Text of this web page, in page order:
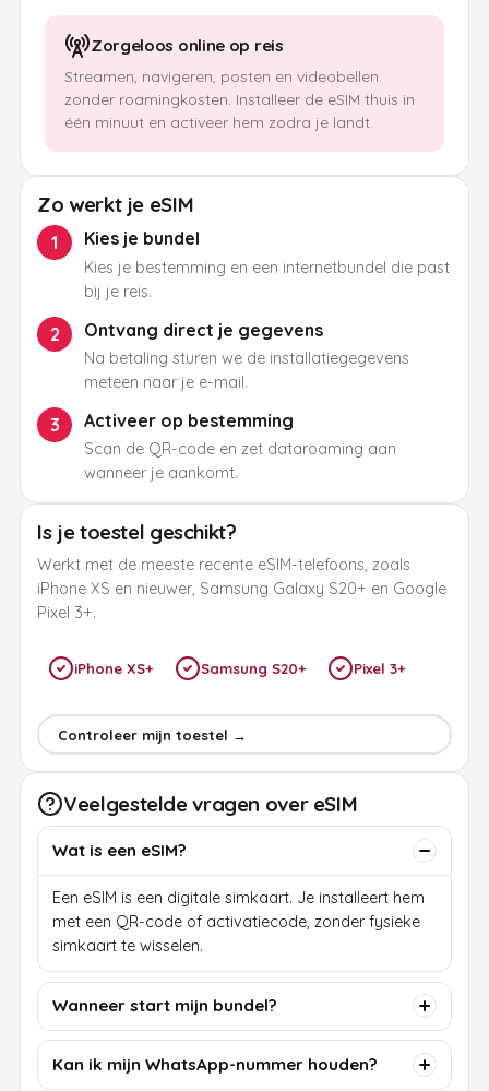
Zorgeloos online op reis
Streamen, navigeren, posten en videobellen
zonder roamingkosten. Installeer de eSIM thuis in
één minuut en activeer hem zodra je landt.
Zo werkt je eSIM
1 Kies je bundel
Kies je bestemming en een internetbundel die past
bij je reis.
2 Ontvang direct je gegevens
Na betaling sturen we de installatiegegevens
meteen naar je e-mail.
3 Activeer op bestemming
Scan de QR-code en zet dataroaming aan
wanneer je aankomt.
Is je toestel geschikt?
Werkt met de meeste recente eSIM-telefoons, zoals
iPhone XS en nieuwer, Samsung Galaxy S20+ en Google
Pixel 3+.
iPhone XS+ Samsung S20+ Pixel 3+
Controleer mijn toestel →
Veelgestelde vragen over eSIM
Wat is een eSIM?
Een eSIM is een digitale simkaart. Je installeert hem
met een QR-code of activatiecode, zonder fysieke
simkaart te wisselen.
Wanneer start mijn bundel?
Kan ik mijn WhatsApp-nummer houden?